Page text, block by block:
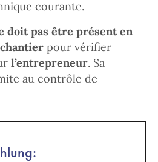
courante.
doit pas être présent en
pour vérifier
l’entrepreneur. Sa
au contrôle de